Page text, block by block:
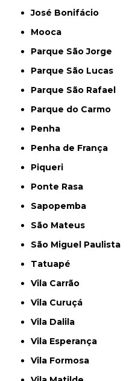
José Bonifácio
Mooca
Parque São Jorge
Parque São Lucas
Parque São Rafael
Parque do Carmo
Penha
Penha de França
Piqueri
Ponte Rasa
Sapopemba
São Mateus
São Miguel Paulista
Tatuapé
Vila Carrão
Vila Curuçá
Vila Dalila
Vila Esperança
Vila Formosa